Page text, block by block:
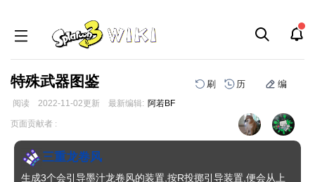
特殊武器图鉴 刷 历 编
阅读 2022-11-02更新 最新编辑: 阿若BF
跳
导
跳
搜
页面贡献者 :
三重龙卷风
生成3个会引导墨汁龙卷风的装置,按R投掷引导装置,便会从上